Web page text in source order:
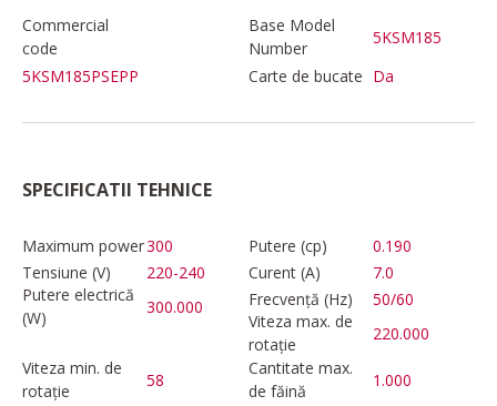
Commercial
code
5KSM185PSEPP
Base Model
Number
5KSM185
Carte de bucate Da
SPECIFICATII TEHNICE
Maximum power300 Putere (cp)
0.190
Tensiune (V)
220-240 Curent (A)
7.0
Putere electrică
(W)
300.000 Frecvență (Hz)
50/60
Viteza max. de
rotație
220.000
Viteza min. de
rotație
58
Cantitate max.
de făină
1.000